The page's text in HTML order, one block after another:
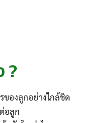
?
องลูกอย่างใกล้ชิด
อลูก